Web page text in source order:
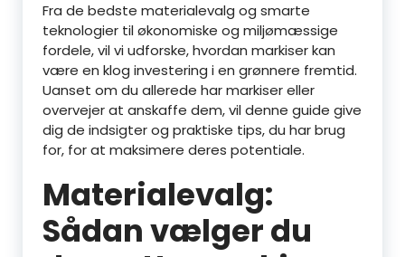
Fra de bedste materialevalg og smarte
teknologier til økonomiske og miljømæssige
fordele, vil vi udforske, hvordan markiser kan
være en klog investering i en grønnere fremtid.
Uanset om du allerede har markiser eller
overvejer at anskaffe dem, vil denne guide give
dig de indsigter og praktiske tips, du har brug
for, for at maksimere deres potentiale.
Materialevalg:
Sådan vælger du